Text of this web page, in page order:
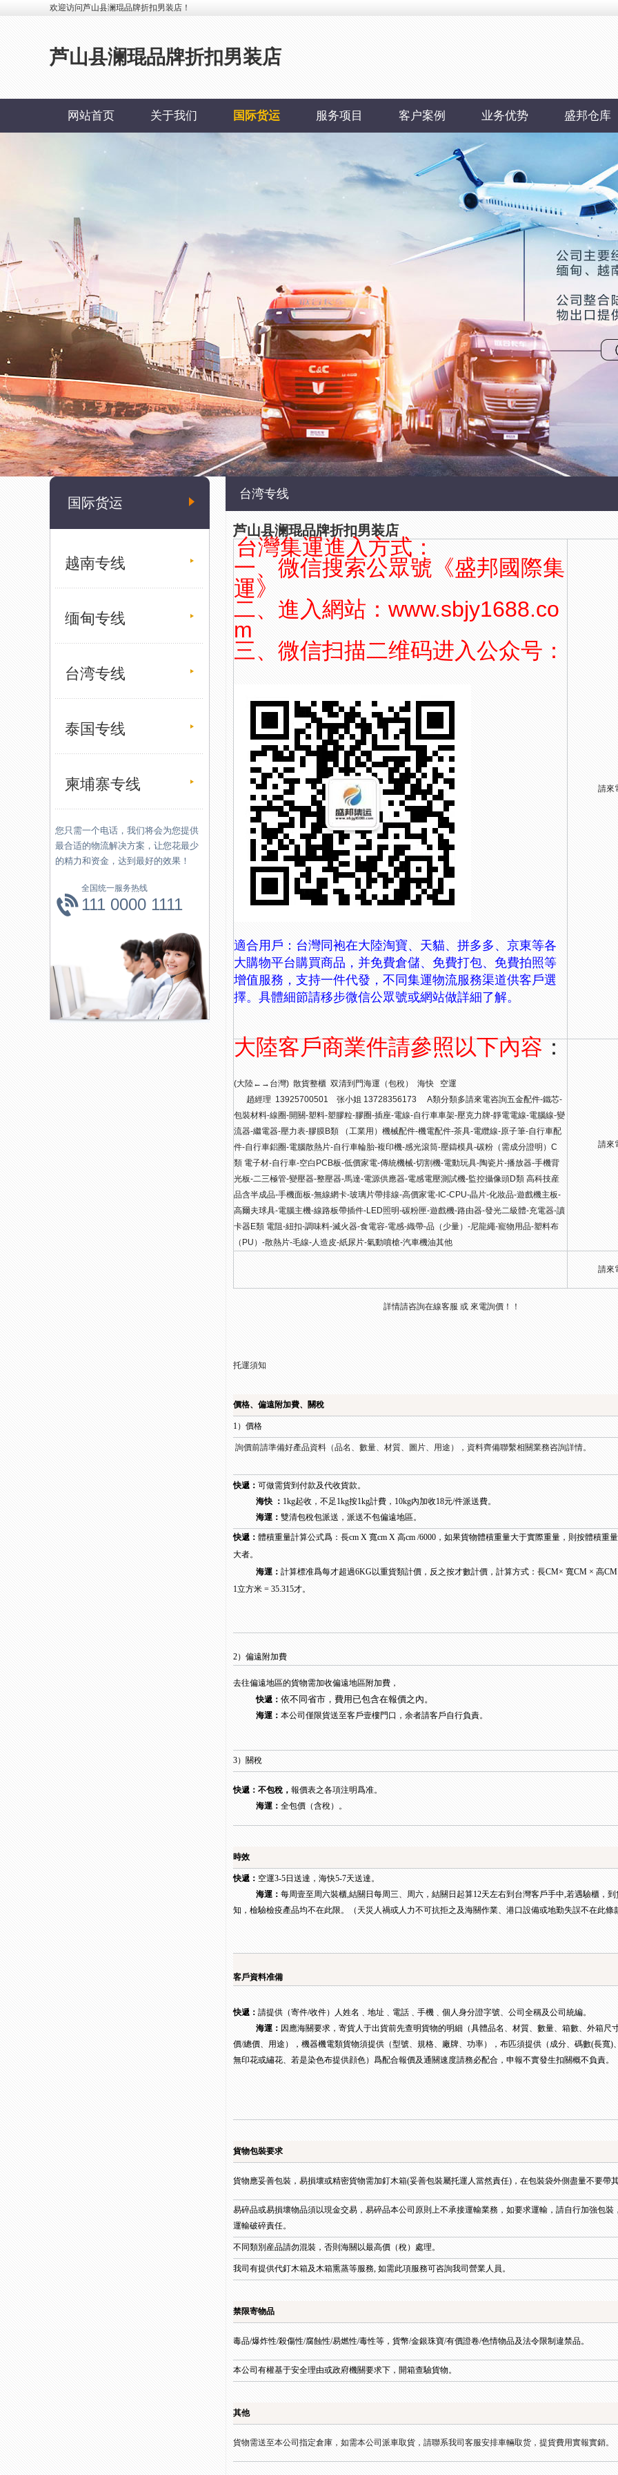
欢迎访问芦山县澜琨品牌折扣男装店！
芦山县澜琨品牌折扣男装店
网站首页 关于我们 国际货运 服务项目 客户案例 业务优势 盛邦仓库
国际货运
越南专线
缅甸专线
台湾专线
泰国专线
柬埔寨专线
您只需一个电话，我们将会为您提供
最合适的物流解决方案，让您花最少
的精力和资金，达到最好的效果！
全国统一服务热线
111 0000 1111
台湾专线
芦山县澜琨品牌折扣男装店
台灣集運進入方式：
一、微信搜索公眾號《盛邦國際集
運》
二、進入網站：www.sbjy1688.co
m
三、微信扫描二维码进入公众号：
適合用戶：台灣同袍在大陸淘寶、天貓、拼多多、京東等各
大購物平台購買商品，并免費倉儲、免費打包、 免費拍照等
增值服務，支持一件代發，不同集運物流服務渠道供客戶選
擇。具體細節請移步微信公眾號或網站做詳細了解。
請來
大陸客戶商業件請參照以下內容：
(大陸←→台灣) 散貨整櫃 双清到門海運（包稅） 海快 空運
趙經理 13925700501 张小姐 13728356173 A類分類多請來電咨詢五金配件-鐵芯-
包裝材料-線圈-開關-塑料-塑膠粒-膠圈-插座-電線-自行車車架-壓克力牌-靜電電線-電腦線-變
流器-繼電器-壓力表-膠膜B類 （工業用）機械配件-機電配件-茶具-電纜線-原子筆-自行車配
件-自行車鋁圈-電腦散熱片-自行車輪胎-複印機-感光滾筒-壓鑄模具-碳粉（需成分證明）C
類 電子材-自行車-空白PCB板-低價家電-傳統機械-切割機-電動玩具-陶瓷片-播放器-手機背
光板-二三極管-變壓器-整壓器-馬達-電源供應器-電感電壓測試機-監控攝像頭D類 高科技産
品含半成品-手機面板-無線網卡-玻璃片帶排線-高價家電-IC-CPU-晶片-化妝品-遊戲機主板-
高爾夫球具-電腦主機-線路板帶插件-LED照明-碳粉匣-遊戲機-路由器-發光二級體-充電器-讀
卡器E類 電阻-紐扣-調味料-滅火器-食電容-電感-織帶-品（少量）-尼龍繩-寵物用品-塑料布
（PU）-散熱片-毛線-人造皮-紙尿片-氣動噴槍-汽車機油其他
請來
請來
詳情請咨詢在線客服 或 來電詢價！！
托運須知
價格、偏遠附加費、關稅
1）價格
詢價前請準備好產品資料（品名、數量、材質、圖片、用途），資料齊備聯繫相關業務咨詢詳情。
快遞： 可做需貨到付款及代收貨款。
海快 ： 1kg起收，不足1kg按1kg計費，10kg內加收18元/件派送費。
海運： 雙清包稅包派送，派送不包偏遠地區。
快遞： 體積重量計算公式爲：長cm X 寬cm X 高cm /6000，如果貨物體積重量大于實際重量，則按體積重
大者。
海運： 計算標准爲每才超過6KG以重貨類計價，反之按才數計價，計算方式：長CM× 寬CM × 高CM
1立方米 = 35.315才。
2）偏遠附加費
去往偏遠地區的貨物需加收偏遠地區附加費，
快遞： 依不同省市，費用已包含在報價之內。
海運： 本公司僅限貨送至客戶壹樓門口，余者請客戶自行負責。
3）關稅
快遞： 不包稅 ， 報價表之各項注明爲准。
海運： 全包價（含稅）。
時效
快遞： 空運3-5日送達，海快5-7天送達。
海運： 每周壹至周六裝櫃,結關日每周三、周六，結關日起算12天左右到台灣客戶手中,若遇驗櫃，
知，檢驗檢疫產品均不在此限。（天災人禍或人力不可抗拒之及海關作業、港口設備或地勤失誤不在此條
客戶資料准備
快遞： 請提供（寄件/收件）人姓名﹑地址﹑電話﹑手機﹑個人身分證字號、公司全稱及公司統編。
海運： 因應海關要求，寄貨人于出貨前先查明貨物的明細（具體品名、材質、數量、箱數、外箱尺
價/總價、用途），機器機電類貨物須提供（型號、規格、廠牌、功率），布匹須提供（成分、碼數(長寬)
無印花或繡花、若是染色布提供顔色）爲配合報價及通關速度請務必配合，申報不實發生扣關概不負責。
貨物包裝要求
貨物應妥善包裝，易損壞或精密貨物需加釘木箱(妥善包裝屬托運人當然責任)，在包裝袋外側盡量不要帶
易碎品或易損壞物品須以現金交易，易碎品本公司原則上不承接運輸業務，如要求運輸，請自行加強包裝
運輸破碎責任。
不同類別産品請勿混裝，否則海關以最高價（稅）處理。
我司有提供代釘木箱及木箱熏蒸等服務, 如需此項服務可咨詢我司營業人員。
禁限寄物品
毒品/爆炸性/殺傷性/腐蝕性/易燃性/毒性等，貨幣/金銀珠寶/有價證卷/色情物品及法令限制違禁品。
本公司有權基于安全理由或政府機關要求下，開箱查驗貨物。
其他
貨物需送至本公司指定倉庫，如需本公司派車取貨，請聯系我司客服安排車輛取货，提貨費用實報實銷。